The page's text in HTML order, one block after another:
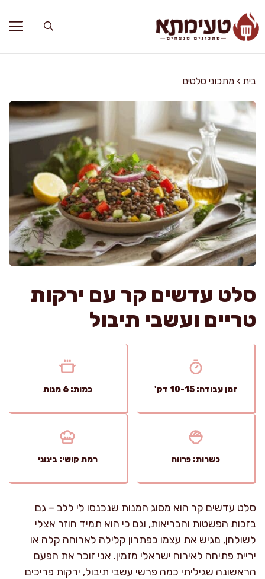
לתוכן
בית › מתכוני סלטים
סלט עדשים קר עם ירקות
טריים ועשבי תיבול
זמן עבודה: 10-15 דק' כמות: 6 מנות
כשרות: פרווה רמת קושי: בינוני
סלט עדשים קר הוא מסוג המנות שנכנסו לי ללב – גם
בזכות הפשטות והבריאות, וגם כי הוא תמיד חוזר אצלי
לשולחן, מגיש את עצמו כפתרון קלילה לארוחה קלה או
יריית פתיחה לאירוח ישראלי מזמין. אני זוכר את הפעם
הראשונה שגיליתי כמה פרשי עשבי תיבול, ירקות פריכים